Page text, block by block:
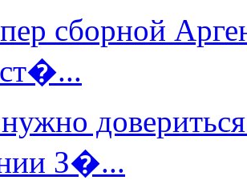
сборной
З�...